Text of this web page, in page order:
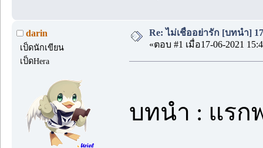
darin
เป็ดนักเขียน
เป็ดHera
Re: ไม่เชื่ออย่ารัก [บทนำ]
«ตอบ #1 เมื่อ17-06-2021
บทนำ : แรก